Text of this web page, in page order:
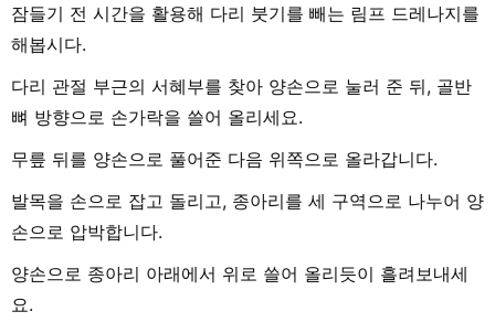
잠들기 전 시간을 활용해 다리 붓기를 빼는 림프 드레나지를
해봅시다.
다리 관절 부근의 서혜부를 찾아 양손으로 눌러 준 뒤, 골반
뼈 방향으로 손가락을 쓸어 올리세요.
무릎 뒤를 양손으로 풀어준 다음 위쪽으로 올라갑니다.
발목을 손으로 잡고 돌리고, 종아리를 세 구역으로 나누어 양
손으로 압박합니다.
양손으로 종아리 아래에서 위로 쓸어 올리듯이 흘려보내세
요.